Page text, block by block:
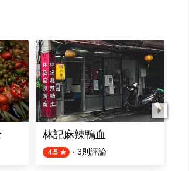
林記麻辣鴨血
4.5 · 3則評論